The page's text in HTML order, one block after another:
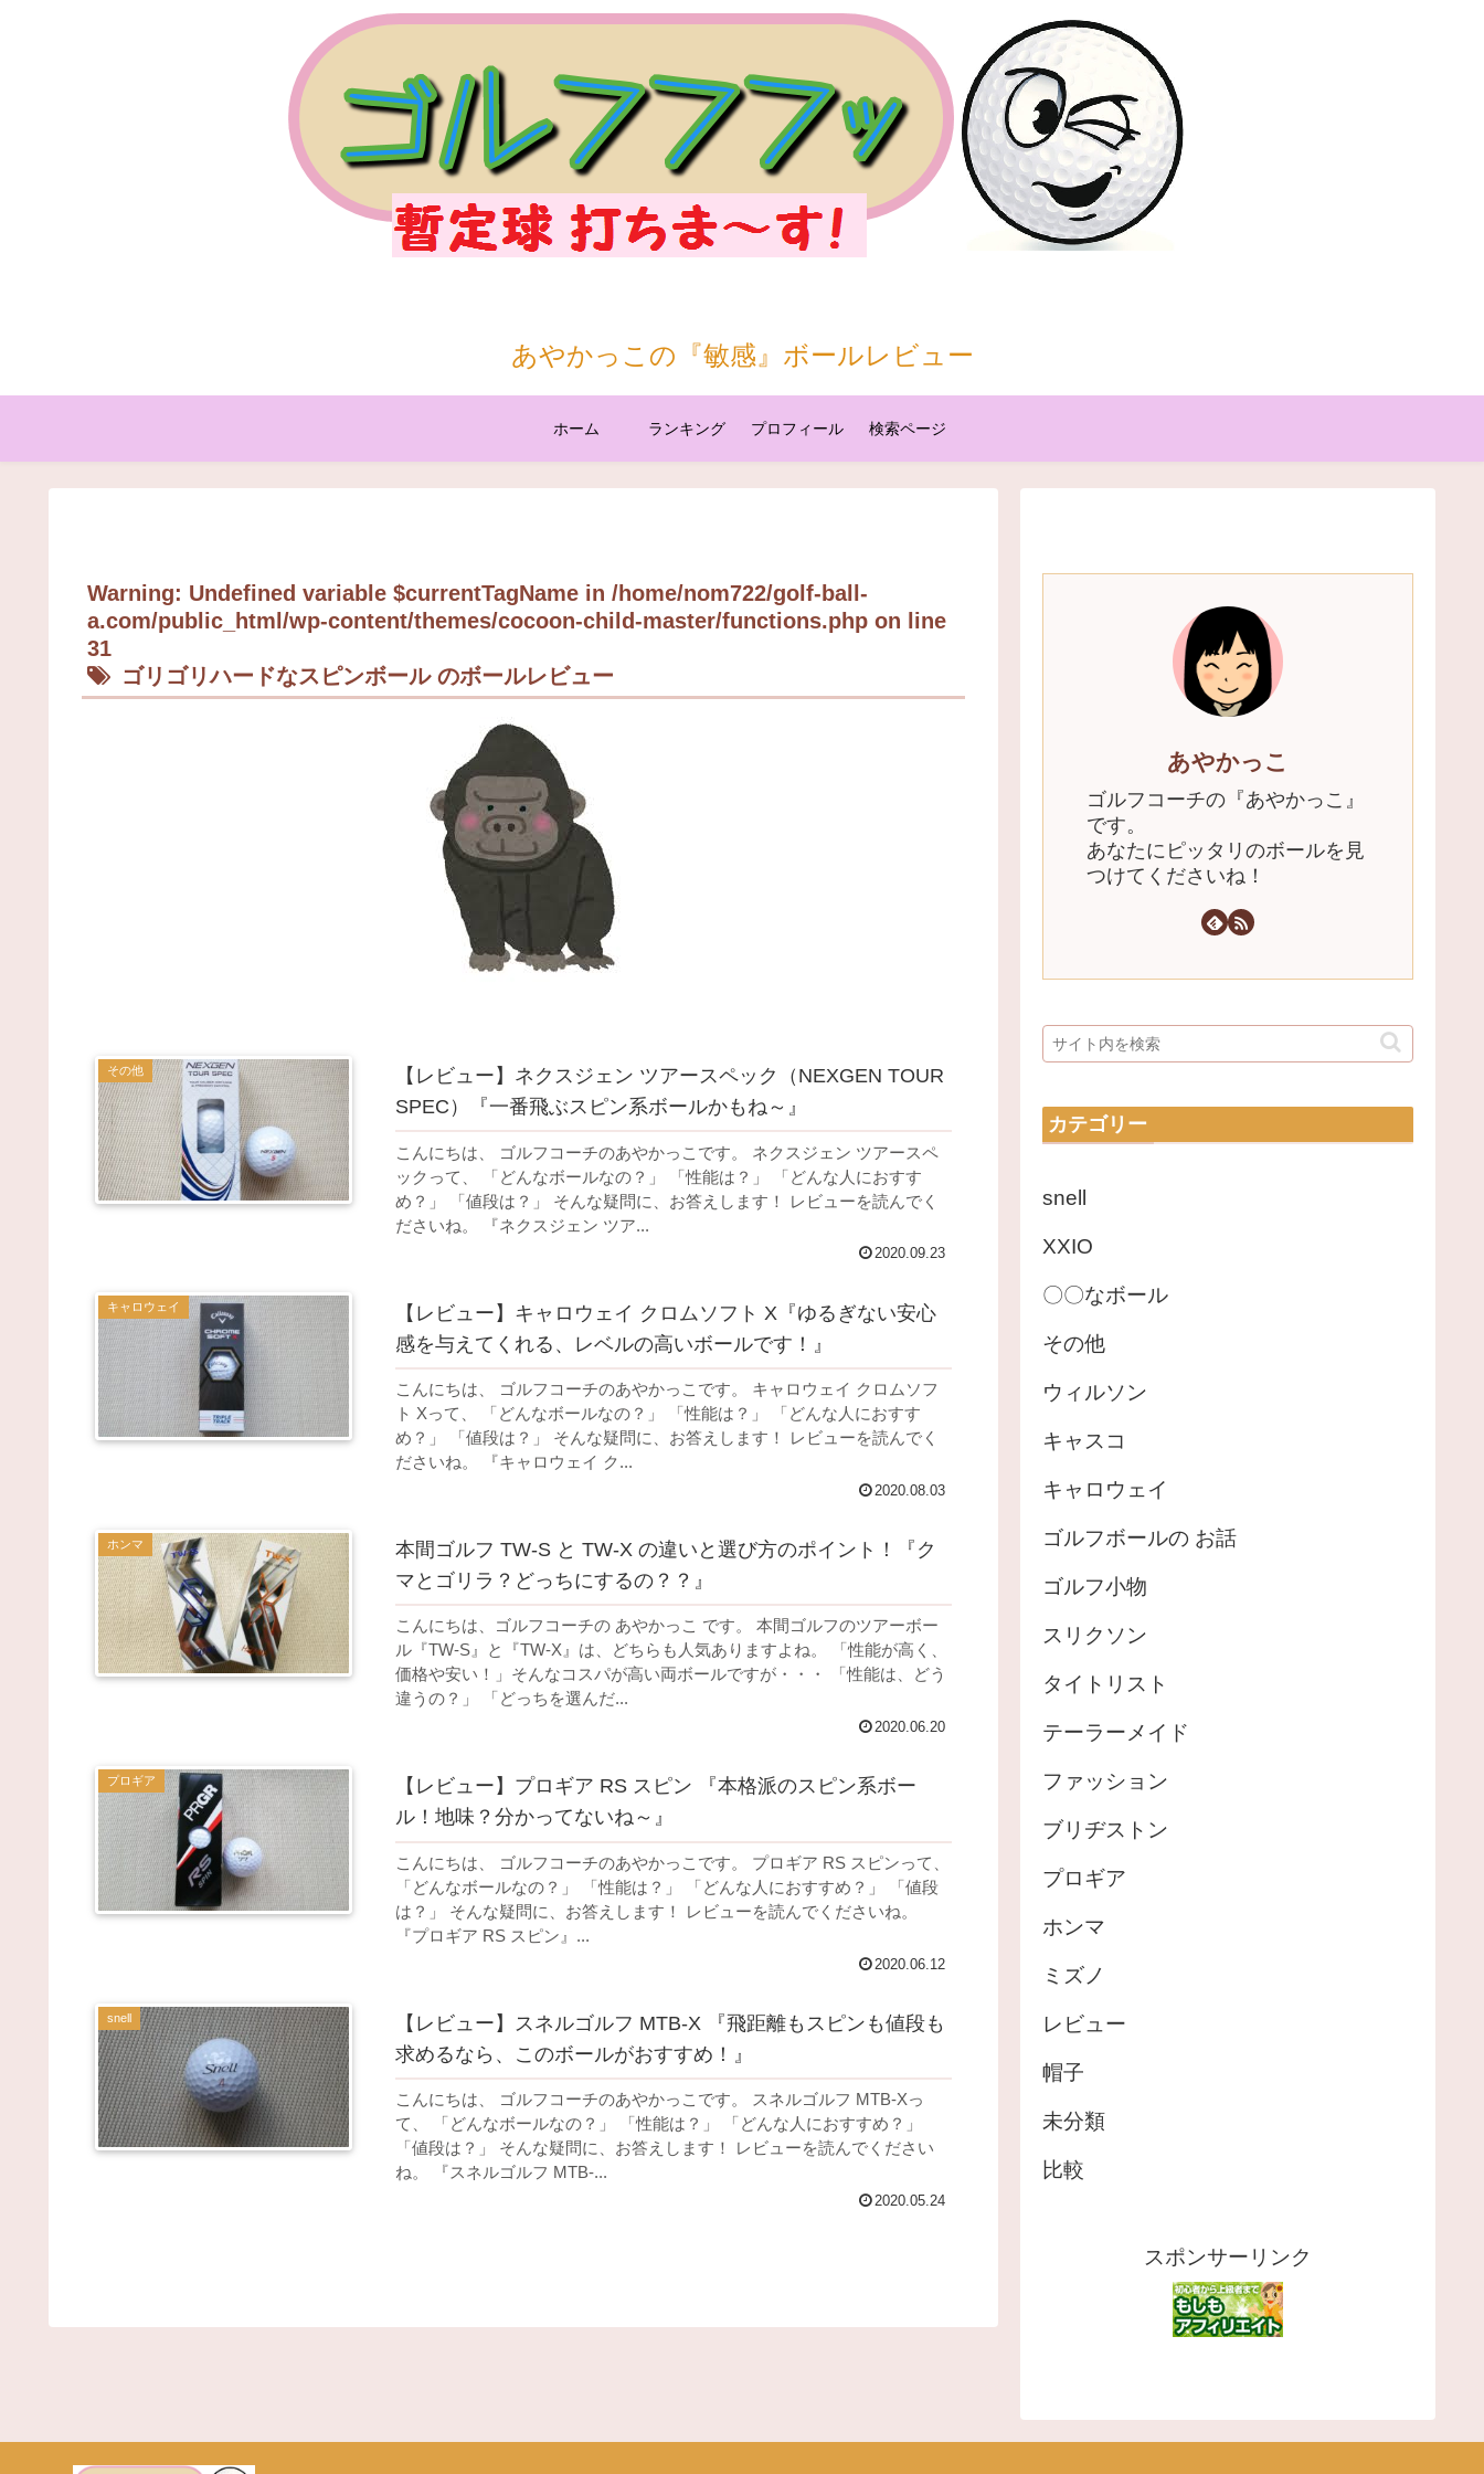
あやかっこの『敏感』ボールレビュー
ホーム ランキング プロフィール 検索ページ
Warning: Undefined variable $currentTagName in /home/nom722/golf-ball-
a.com/public_html/wp-content/themes/cocoon-child-master/functions.php on line
31
ゴリゴリハードなスピンボール のボールレビュー
その他
【レビュー】ネクスジェン ツアースペック（NEXGEN TOUR
SPEC）『一番飛ぶスピン系ボールかもね～』
こんにちは、 ゴルフコーチのあやかっこです。 ネクスジェン ツアースペ
ックって、 「どんなボールなの？」 「性能は？」 「どんな人におすす
め？」 「値段は？」 そんな疑問に、お答えします！ レビューを読んでく
ださいね。 『ネクスジェン ツア...
2020.09.23
キャロウェイ
【レビュー】キャロウェイ クロムソフト X『ゆるぎない安心
感を与えてくれる、レベルの高いボールです！』
こんにちは、 ゴルフコーチのあやかっこです。 キャロウェイ クロムソフ
ト Xって、 「どんなボールなの？」 「性能は？」 「どんな人におすす
め？」 「値段は？」 そんな疑問に、お答えします！ レビューを読んでく
ださいね。 『キャロウェイ ク...
2020.08.03
ホンマ
本間ゴルフ TW-S と TW-X の違いと選び方のポイント！『ク
マとゴリラ？どっちにするの？？』
こんにちは、ゴルフコーチの あやかっこ です。 本間ゴルフのツアーボー
ル『TW-S』と『TW-X』は、どちらも人気ありますよね。 「性能が高く、
価格や安い！」そんなコスパが高い両ボールですが・・・ 「性能は、どう
違うの？」 「どっちを選んだ...
2020.06.20
プロギア
【レビュー】プロギア RS スピン 『本格派のスピン系ボー
ル！地味？分かってないね～』
こんにちは、 ゴルフコーチのあやかっこです。 プロギア RS スピンって、
「どんなボールなの？」 「性能は？」 「どんな人におすすめ？」 「値段
は？」 そんな疑問に、お答えします！ レビューを読んでくださいね。
『プロギア RS スピン』...
2020.06.12
snell
【レビュー】スネルゴルフ MTB-X 『飛距離もスピンも値段も
求めるなら、このボールがおすすめ！』
こんにちは、 ゴルフコーチのあやかっこです。 スネルゴルフ MTB-Xっ
て、 「どんなボールなの？」 「性能は？」 「どんな人におすすめ？」
「値段は？」 そんな疑問に、お答えします！ レビューを読んでください
ね。 『スネルゴルフ MTB-...
2020.05.24
あやかっこ
ゴルフコーチの『あやかっこ』
です。
あなたにピッタリのボールを見
つけてくださいね！
カテゴリー
snell
XXIO
〇〇なボール
その他
ウィルソン
キャスコ
キャロウェイ
ゴルフボールの お話
ゴルフ小物
スリクソン
タイトリスト
テーラーメイド
ファッション
ブリヂストン
プロギア
ホンマ
ミズノ
レビュー
帽子
未分類
比較
スポンサーリンク